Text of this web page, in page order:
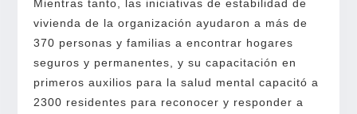
Mientras tanto, las iniciativas de estabilidad de
vivienda de la organización ayudaron a más de
370 personas y familias a encontrar hogares
seguros y permanentes, y su capacitación en
primeros auxilios para la salud mental capacitó a
2300 residentes para reconocer y responder a